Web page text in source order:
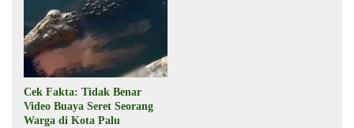
Cek Fakta: Tidak Benar
Video Buaya Seret Seorang
Warga di Kota Palu